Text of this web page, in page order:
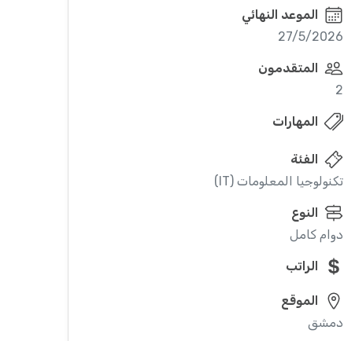
الموعد النهائي
27/5/2026
المتقدمون
2
المهارات
الفئة
تكنولوجيا المعلومات (IT)
النوع
دوام كامل
الراتب
الموقع
دمشق